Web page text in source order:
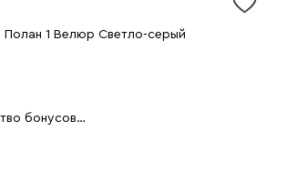
Полан 1 Велюр Светло-серый
бонусов…